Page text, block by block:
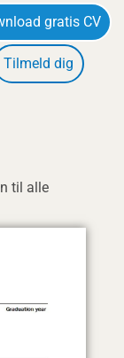
gratis CV
Tilmeld dig
til alle